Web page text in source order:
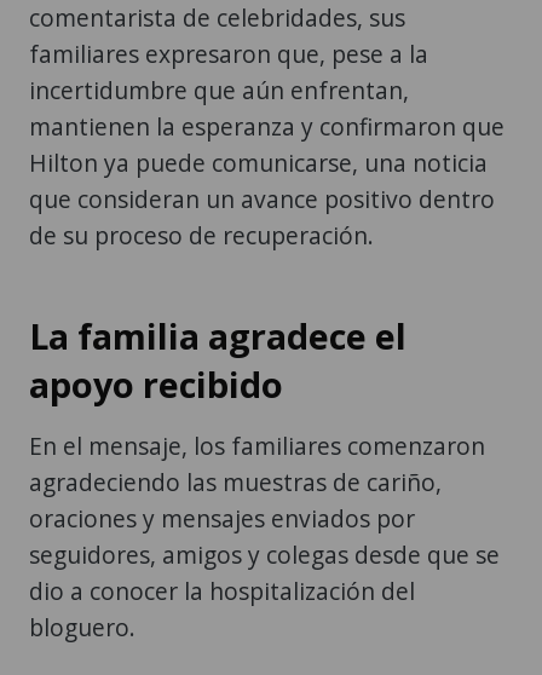
comentarista de celebridades, sus
familiares expresaron que, pese a la
incertidumbre que aún enfrentan,
mantienen la esperanza y confirmaron que
Hilton ya puede comunicarse, una noticia
que consideran un avance positivo dentro
de su proceso de recuperación.
La familia agradece el
apoyo recibido
En el mensaje, los familiares comenzaron
agradeciendo las muestras de cariño,
oraciones y mensajes enviados por
seguidores, amigos y colegas desde que se
dio a conocer la hospitalización del
bloguero.